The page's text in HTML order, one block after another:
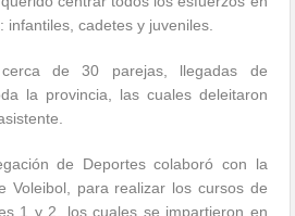
cadetes y juveniles.
de 30 parejas, llegadas de
la provincia, las cuales deleitaron
de Deportes colaboró con la
Voleibol, para realizar los cursos de
1 y 2, los cuales se impartieron en